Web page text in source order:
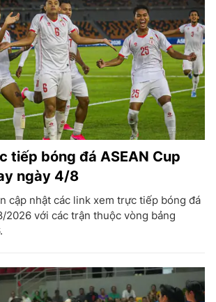
tiếp bóng đá ASEAN Cup
ngày 4/8
cập nhật các link xem trực tiếp bóng đá
2026 với các trận thuộc vòng bảng